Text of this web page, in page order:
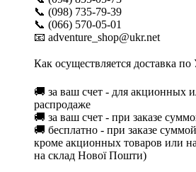
📞 (098) 735-
📞 (066) 570-05-01
📧 adventure_shop@ukr.net
Как осуществляется доставка по
🚚 за ваш счет - для акционных
распродаже
🚚 за ваш счет - при заказе
🚚 бесплатно - при заказе
кроме акционных товаров или
на склад Нової Пошти)